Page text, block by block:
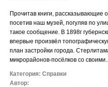
Прочитав книги, рассказывающие
посетив наш музей, погуляв по
такое сообщение. В 1898г
впервые произвёл
план застройки города.
микрорайонов-посёлков со
Категория: Справки
Автор: